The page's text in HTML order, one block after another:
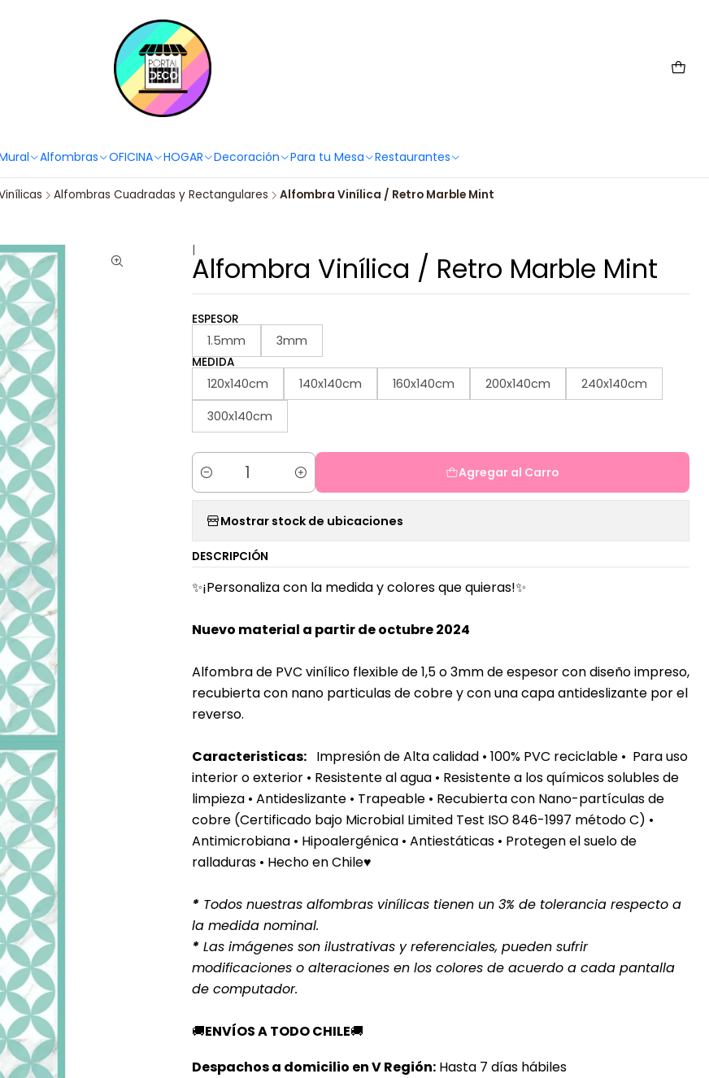
Alfombras OFICINA HOGAR Decoración Para tu Mesa Restaurantes
Necesitas ayuda? Escríbenos!
Alfombras Cuadradas y Rectangulares Alfombra Vinílica / Retro Marble Mint
|
Alfombra Vinílica / Retro Marble Mint
ESPESOR
1.5mm 3mm
MEDIDA
120x140cm 140x140cm 160x140cm 200x140cm
240x140cm
300x140cm
Cantidad
Agregar al Carro
Mostrar stock de ubicaciones
DESCRIPCIÓN
✨¡Personaliza con la medida y colores que quieras!✨
Nuevo material a partir de octubre 2024
Alfombra de PVC vinílico flexible de 1,5 o 3mm de espesor con diseño impreso,
recubierta con nano particulas de cobre y con una capa antideslizante por el
reverso.
Caracteristicas: Impresión de Alta calidad • 100% PVC reciclable • Para uso
interior o exterior • Resistente al agua • Resistente a los químicos solubles de
limpieza • Antideslizante • Trapeable • Recubierta con Nano-partículas de
cobre (Certificado bajo Microbial Limited Test ISO 846-1997 método C) •
Antimicrobiana • Hipoalergénica • Antiestáticas • Protegen el suelo de
ralladuras • Hecho en Chile♥
* Todos nuestras alfombras vinílicas tienen un 3% de tolerancia respecto a
la medida nominal.
* Las imágenes son ilustrativas y referenciales, pueden sufrir
modificaciones o alteraciones en los colores de acuerdo a cada pantalla
de computador.
🚚ENVÍOS A TODO CHILE🚚
Despachos a domicilio en V Región: Hasta 7 días hábiles